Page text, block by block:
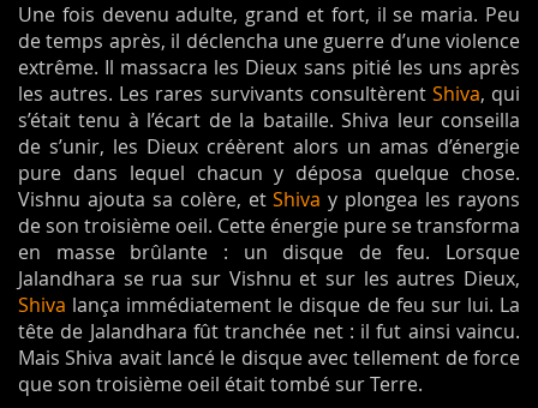
Une fois devenu adulte, grand et fort, il se maria. Peu
de temps après, il déclencha une guerre d’une violence
extrême. Il massacra les Dieux sans pitié les uns après
les autres. Les rares survivants consultèrent Shiva, qui
s’était tenu à l’écart de la bataille. Shiva leur conseilla
de s’unir, les Dieux créèrent alors un amas d’énergie
pure dans lequel chacun y déposa quelque chose.
Vishnu ajouta sa colère, etShiva y plongea les rayons
de son troisième oeil. Cette énergie pure se transforma
en masse brûlante : un disque de feu. Lorsque
Jalandhara se rua sur Vishnu et sur les autres Dieux,
Shiva lança immédiatement le disque de feu sur lui. La
tête de Jalandhara fût tranchée net : il fut ainsi vaincu.
Mais Shiva avait lancé le disque avec tellement de force
que son troisième oeil était tombé sur Terre.